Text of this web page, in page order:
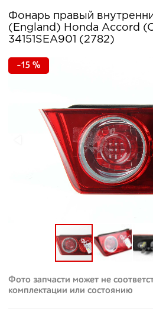
Фонарь правый
(England) Honda Accord
34151SEA901 (2782)
-15 %
Фото запчасти может не
комплектации или состоянию